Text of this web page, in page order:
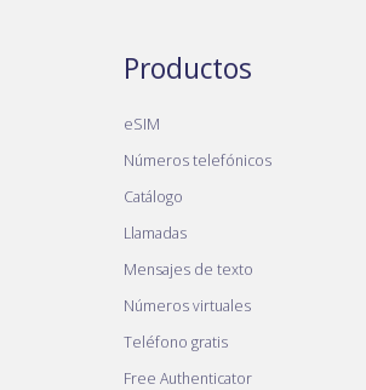
Productos
eSIM
Números telefónicos
Catálogo
Llamadas
Mensajes de texto
Números virtuales
Teléfono gratis
Free Authenticator